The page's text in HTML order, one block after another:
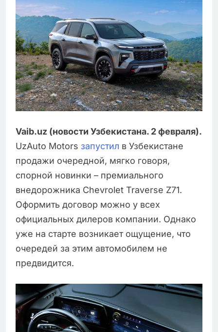
Vaib.uz (новости Узбекистана. 2 февраля).
UzAuto Motors запустил в Узбекистане
продажи очередной, мягко говоря,
спорной новинки – премиального
внедорожника Chevrolet Traverse Z71.
Оформить договор можно у всех
официальных дилеров компании. Однако
уже на старте возникает ощущение, что
очередей за этим автомобилем не
предвидится.